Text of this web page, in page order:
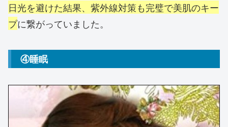
日光を避けた結果、紫外線対策も完璧で美肌のキー
プに繋がっていました。
④睡眠